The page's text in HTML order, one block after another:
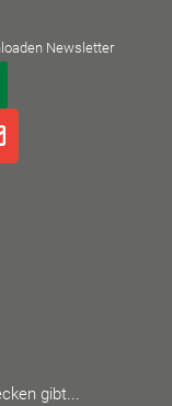
Newsletter
gibt...